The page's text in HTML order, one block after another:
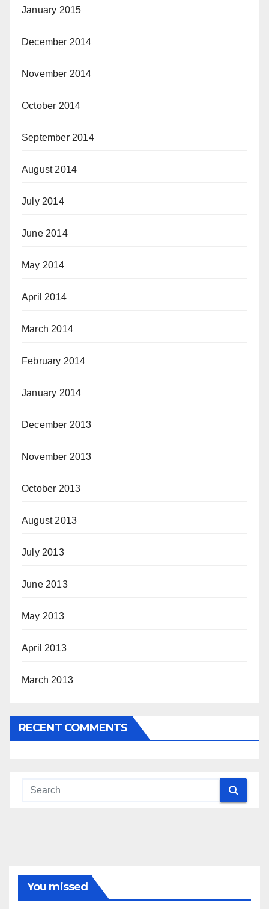
January 2015
December 2014
November 2014
October 2014
September 2014
August 2014
July 2014
June 2014
May 2014
April 2014
March 2014
February 2014
January 2014
December 2013
November 2013
October 2013
August 2013
July 2013
June 2013
May 2013
April 2013
March 2013
RECENT COMMENTS
You missed